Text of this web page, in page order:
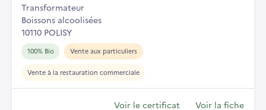
Transformateur
Boissons alcoolisées
10110 POLISY
100% Bio Vente aux particuliers
Vente à la restauration commerciale
Voir le certificat Voir la fiche